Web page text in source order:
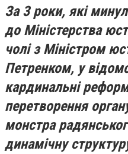
За 3 роки, які
до Міністерства
чолі з Міністром
Петренком, у
кардинальні
перетворення
монстра
динамічну